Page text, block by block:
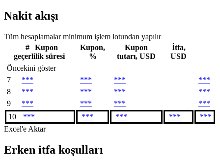
Nakit akışı
Tüm hesaplamalar minimum işlem lotundan yapılır
#
Kupon
geçerlilik süresi
Kupon,
%
Kupon
tutarı, USD
İtfa,
USD
Öncekini göster
7
*** *** ***
***
8
*** *** ***
***
9
*** *** ***
***
10
*** *** *** ***
***
Excel'e Aktar
Erken itfa koşulları